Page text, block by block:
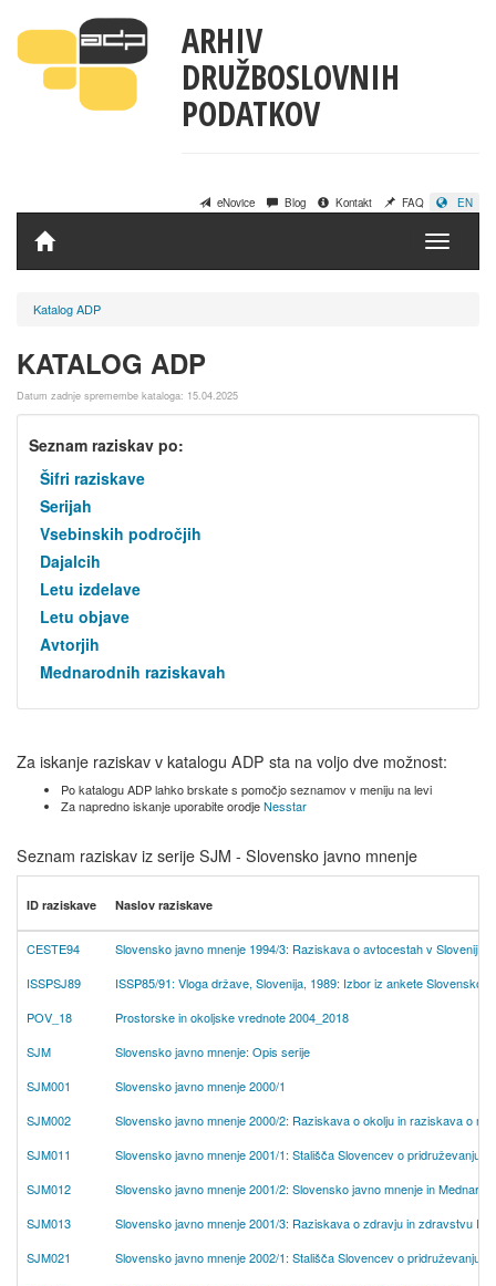
ARHIV
DRUŽBOSLOVNIH
PODATKOV
eNovice Blog Kontakt FAQ EN
Domov
Katalog ADP
KATALOG ADP
Datum zadnje spremembe kataloga: 15.04.2025
Seznam raziskav po:
Šifri raziskave
Serijah
Vsebinskih področjih
Dajalcih
Letu izdelave
Letu objave
Avtorjih
Mednarodnih raziskavah
Za iskanje raziskav v katalogu ADP sta na voljo dve možnost:
Po katalogu ADP lahko brskate s pomočjo seznamov v meniju na levi
Za napredno iskanje uporabite orodjeNesstar
Seznam raziskav iz serije SJM - Slovensko javno mnenje
ID raziskave Naslov raziskave
CESTE94
Slovensko javno mnenje 1994/3: Raziskava o avtocestah v Sloveniji
ISSPSJ89
ISSP85/91: Vloga države, Slovenija, 1989: Izbor iz ankete Slovensko
POV_18
Prostorske in okoljske vrednote 2004_2018
SJM
Slovensko javno mnenje: Opis serije
SJM001
Slovensko javno mnenje 2000/1
SJM002
Slovensko javno mnenje 2000/2: Raziskava o okolju in raziskava o
SJM011
Slovensko javno mnenje 2001/1: Stališča Slovencev o pridruževanju
SJM012
Slovensko javno mnenje 2001/2: Slovensko javno mnenje in
SJM013
Slovensko javno mnenje 2001/3: Raziskava o zdravju in zdravstvu
SJM021
Slovensko javno mnenje 2002/1: Stališča Slovencev o pridruževanju